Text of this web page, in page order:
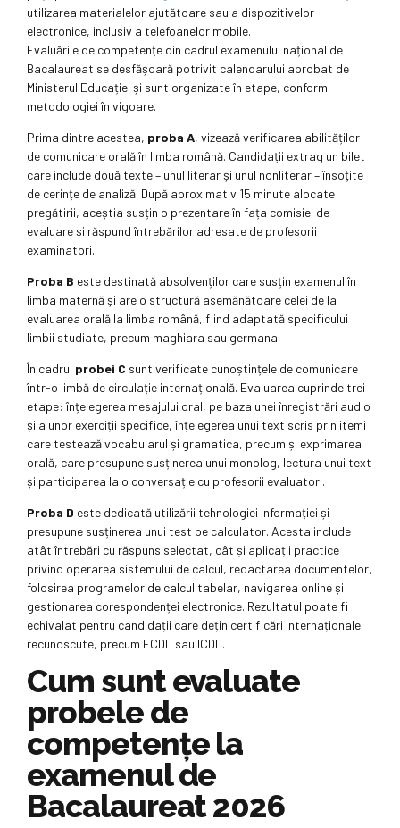
utilizarea materialelor ajutătoare sau a dispozitivelor
electronice, inclusiv a telefoanelor mobile.
Evaluările de competențe din cadrul examenului național de
Bacalaureat se desfășoară potrivit calendarului aprobat de
Ministerul Educației și sunt organizate în etape, conform
metodologiei în vigoare.
Prima dintre acestea, proba A, vizează verificarea abilităților
de comunicare orală în limba română. Candidații extrag un bilet
care include două texte – unul literar și unul nonliterar – însoțite
de cerințe de analiză. După aproximativ 15 minute alocate
pregătirii, aceștia susțin o prezentare în fața comisiei de
evaluare și răspund întrebărilor adresate de profesorii
examinatori.
Proba B este destinată absolvenților care susțin examenul în
limba maternă și are o structură asemănătoare celei de la
evaluarea orală la limba română, fiind adaptată specificului
limbii studiate, precum maghiara sau germana.
În cadrul probei C sunt verificate cunoștințele de comunicare
într-o limbă de circulație internațională. Evaluarea cuprinde trei
etape: înțelegerea mesajului oral, pe baza unei înregistrări audio
și a unor exerciții specifice, înțelegerea unui text scris prin itemi
care testează vocabularul și gramatica, precum și exprimarea
orală, care presupune susținerea unui monolog, lectura unui text
și participarea la o conversație cu profesorii evaluatori.
Proba D este dedicată utilizării tehnologiei informației și
presupune susținerea unui test pe calculator. Acesta include
atât întrebări cu răspuns selectat, cât și aplicații practice
privind operarea sistemului de calcul, redactarea documentelor,
folosirea programelor de calcul tabelar, navigarea online și
gestionarea corespondenței electronice. Rezultatul poate fi
echivalat pentru candidații care dețin certificări internaționale
recunoscute, precum ECDL sau ICDL.
Cum sunt evaluate
probele de
competențe la
examenul de
Bacalaureat 2026